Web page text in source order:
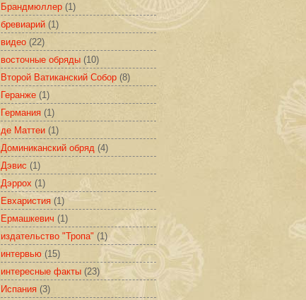
Брандмюллер (1)
бревиарий (1)
видео (22)
восточные обряды (10)
Второй Ватиканский Собор (8)
Геранже (1)
Германия (1)
де Маттеи (1)
Доминиканский обряд (4)
Дэвис (1)
Дэррох (1)
Евхаристия (1)
Ермашкевич (1)
издательство "Тропа" (1)
интервью (15)
интересные факты (23)
Испания (3)